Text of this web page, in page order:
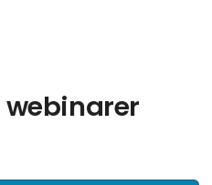
webinarer